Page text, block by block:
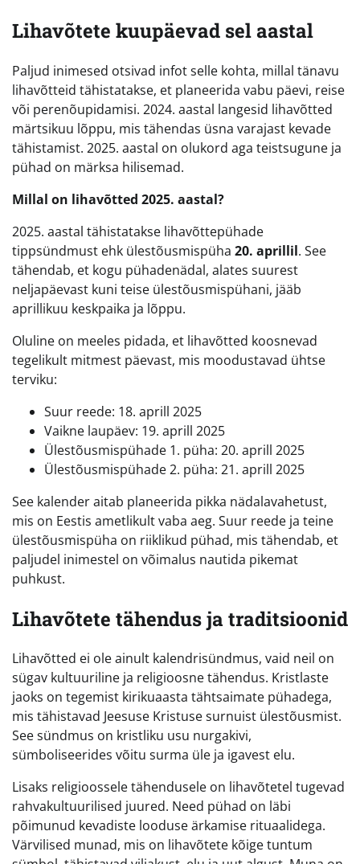
Lihavõtete kuupäevad sel aastal
Paljud inimesed otsivad infot selle kohta, millal tänavu
lihavõtteid tähistatakse, et planeerida vabu päevi, reise
või perenõupidamisi. 2024. aastal langesid lihavõtted
märtsikuu lõppu, mis tähendas üsna varajast kevade
tähistamist. 2025. aastal on olukord aga teistsugune ja
pühad on märksa hilisemad.
Millal on lihavõtted 2025. aastal?
2025. aastal tähistatakse lihavõttepühade
tippsündmust ehk ülestõusmispüha 20. aprillil. See
tähendab, et kogu pühadenädal, alates suurest
neljapäevast kuni teise ülestõusmispühani, jääb
aprillikuu keskpaika ja lõppu.
Oluline on meeles pidada, et lihavõtted koosnevad
tegelikult mitmest päevast, mis moodustavad ühtse
terviku:
Suur reede: 18. aprill 2025
Vaikne laupäev: 19. aprill 2025
Ülestõusmispühade 1. püha: 20. aprill 2025
Ülestõusmispühade 2. püha: 21. aprill 2025
See kalender aitab planeerida pikka nädalavahetust,
mis on Eestis ametlikult vaba aeg. Suur reede ja teine
ülestõusmispüha on riiklikud pühad, mis tähendab, et
paljudel inimestel on võimalus nautida pikemat
puhkust.
Lihavõtete tähendus ja traditsioonid
Lihavõtted ei ole ainult kalendrisündmus, vaid neil on
sügav kultuuriline ja religioosne tähendus. Kristlaste
jaoks on tegemist kirikuaasta tähtsaimate pühadega,
mis tähistavad Jeesuse Kristuse surnuist ülestõusmist.
See sündmus on kristliku usu nurgakivi,
sümboliseerides võitu surma üle ja igavest elu.
Lisaks religioossele tähendusele on lihavõtetel tugevad
rahvakultuurilised juured. Need pühad on läbi
põimunud kevadiste looduse ärkamise rituaalidega.
Värvilised munad, mis on lihavõtete kõige tuntum